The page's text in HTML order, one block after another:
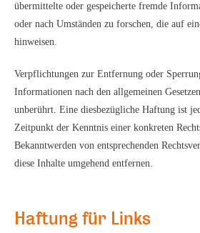
übermittelte oder gespeicherte fremde
oder nach Umständen zu forschen, die auf
hinweisen.
Verpflichtungen zur Entfernung oder
Informationen nach den allgemeinen
unberührt. Eine diesbezügliche Haftung ist
Zeitpunkt der Kenntnis einer konkreten
Bekanntwerden von entsprechenden
diese Inhalte umgehend entfernen.
Haftung für Links